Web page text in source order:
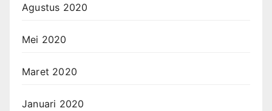
Agustus 2020
Mei 2020
Maret 2020
Januari 2020